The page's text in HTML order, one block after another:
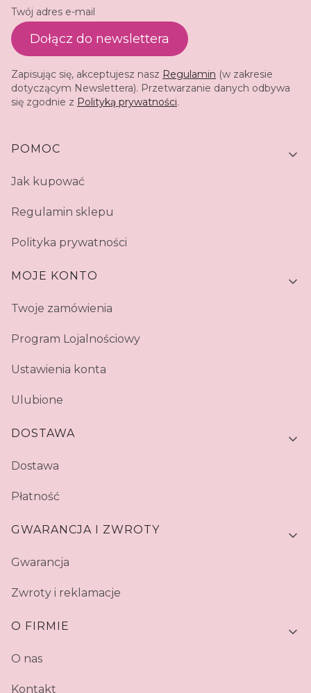
Twój adres e-mail
Dołącz do newslettera
Zapisując się, akceptujesz nasz Regulamin (w zakresie
dotyczącym Newslettera). Przetwarzanie danych odbywa
się zgodnie z Polityką prywatności.
Linki w stopce
POMOC
Jak kupować
Regulamin sklepu
Polityka prywatności
MOJE KONTO
Twoje zamówienia
Program Lojalnościowy
Ustawienia konta
Ulubione
DOSTAWA
Dostawa
Płatność
GWARANCJA I ZWROTY
Gwarancja
Zwroty i reklamacje
O FIRMIE
O nas
Kontakt